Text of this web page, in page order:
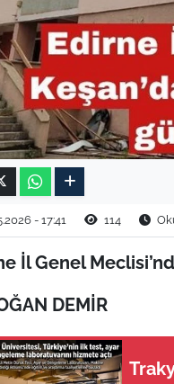
- 17:41 114
İl Genel
DEMİR